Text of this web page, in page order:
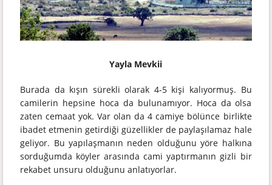
Yayla Mevkii
Burada da kışın sürekli olarak 4-5 kişi kalıyormuş. Bu
camilerin hepsine hoca da bulunamıyor. Hoca da olsa
zaten cemaat yok. Var olan da 4 camiye bölünce birlikte
ibadet etmenin getirdiği güzellikler de paylaşılamaz hale
geliyor. Bu yapılaşmanın neden olduğunu yöre halkına
sorduğumda köyler arasında cami yaptırmanın gizli bir
rekabet unsuru olduğunu anlatıyorlar.